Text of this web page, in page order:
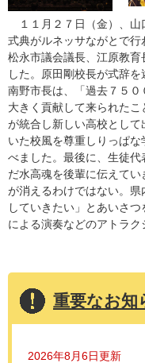
１１月２７日（金）、山
式典がルネッサながとで
松永市議会議長、江原教
した。原田剛校長が式辞
南野市長は、「過去７５
大きく貢献して来られた
が統合し新しい高校とし
いた校風を尊重しりっぱ
べました。最後に、生徒
だ水高魂を後輩に伝えて
が消えるわけではない。
していきたい」とあいさ
による演奏などのアトラク
重要なお知
2026年8月6日更新